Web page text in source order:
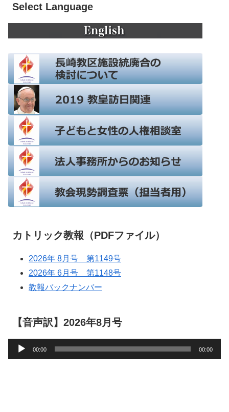
Select Language
カトリック教報（PDFファイル）
2026年 8月号 第1149号
2026年 6月号 第1148号
教報バックナンバー
【音声訳】2026年8月号
声
00:00 00:00